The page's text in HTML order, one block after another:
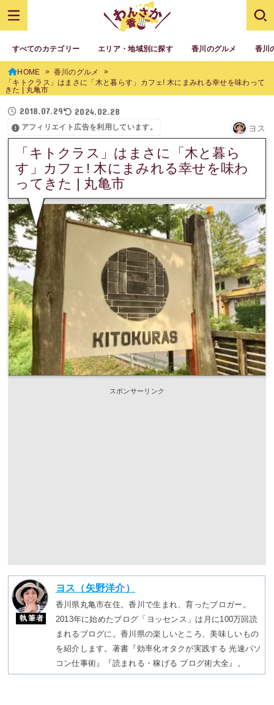
すべてのカテゴリー エリア・地域別に探す 香川のグルメ 香川
HOME
香川のグルメ
「キトクラス」はまさに「木と暮らす」カフェ! 木にまみれる幸せを味わって
きた | 丸亀市
2018.07.29 2024.02.28
アフィリエイト広告を利用しています。 ヨス
「キトクラス」はまさに「木と暮ら
す」カフェ! 木にまみれる幸せを味わ
ってきた | 丸亀市
スポンサーリンク
執筆者
ヨス（矢野洋介）
香川県丸亀市在住。香川で生まれ、育ったブロガー。
2013年に始めたブログ「ヨッセンス」は月に100万回読
まれるブログに。香川県の楽しいところ、美味しいもの
を紹介します。著書『効率化オタクが実践する 光速パソ
コン仕事術』『読まれる・稼げる ブログ術大全』。